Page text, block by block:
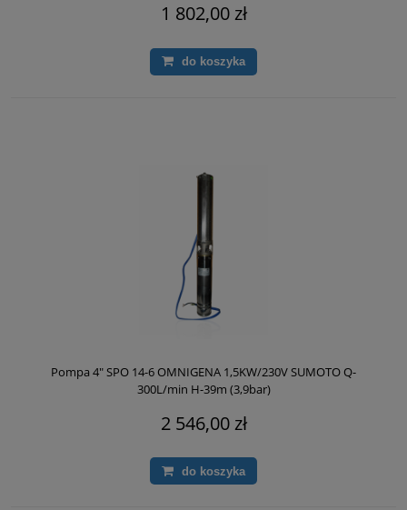
1 802,00 zł
do koszyka
Pompa 4" SPO 14-6 OMNIGENA 1,5KW/230V SUMOTO Q-
300L/min H-39m (3,9bar)
2 546,00 zł
do koszyka